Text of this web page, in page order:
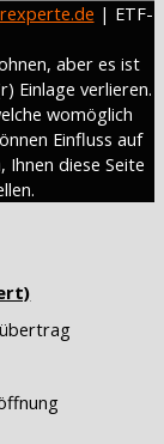
| ETF-
aber es ist
Einlage verlieren.
womöglich
Einfluss auf
Ihnen diese Seite